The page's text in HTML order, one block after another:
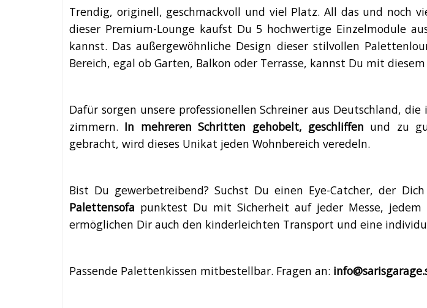
Trendig, originell, geschmackvoll und viel Platz. All das und noch
dieser Premium-Lounge kaufst Du 5 hochwertige Einzelmodule
kannst. Das außergewöhnliche Design dieser stilvollen
Bereich, egal ob Garten, Balkon oder Terrasse, kannst Du mit
Dafür sorgen unsere professionellen Schreiner aus Deutschland,
zimmern. In mehreren Schritten gehobelt, geschliffen und zu
gebracht, wird dieses Unikat jeden Wohnbereich veredeln.
Bist Du gewerbetreibend? Suchst Du einen Eye-Catcher, der
Palettensofa punktest Du mit Sicherheit auf jeder Messe,
ermöglichen Dir auch den kinderleichten Transport und eine
Passende Palettenkissen mitbestellbar. Fragen an: